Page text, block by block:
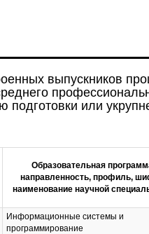
выпускников
или
Образовательная
направленность, профиль,
наименование научной
Информационные системы и
программирование